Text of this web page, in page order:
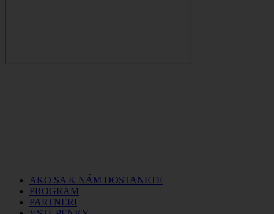
AKO SA K NÁM DOSTANETE
PROGRAM
PARTNERI